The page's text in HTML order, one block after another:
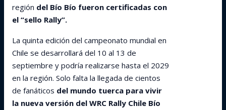
región del Bío Bío fueron certificadas con
el “sello Rally”.
La quinta edición del campeonato mundial en
Chile se desarrollará del 10 al 13 de
septiembre y podría realizarse hasta el 2029
en la región. Solo falta la llegada de cientos
de fanáticos del mundo tuerca para vivir
la nueva versión del WRC Rally Chile Bío